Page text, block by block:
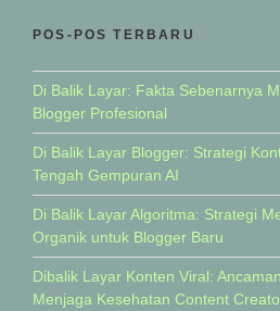
POS-POS TERBARU
Di Balik Layar: Fakta Sebenarnya
Blogger Profesional
Di Balik Layar Blogger: Strategi
Tengah Gempuran AI
Di Balik Layar Algoritma: Strategi
Organik untuk Blogger Baru
Dibalik Layar Konten Viral:
Menjaga Kesehatan Content